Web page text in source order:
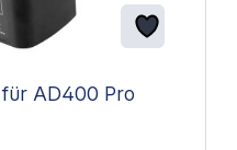
Akku für AD400 Pro